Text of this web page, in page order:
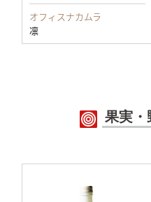
オフィスナカムラ
凛
果実・